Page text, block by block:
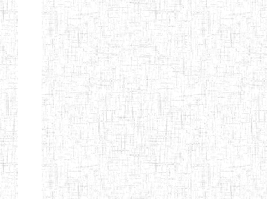
CJARC
ENIEG LA
PENSEE
28/12/2007 ENIEG Privé
ENIEG PRIVEE
AIME-CESAIRE
28/08/2009 ENIEG Privé
ENIEG
SIANTOU
03/06/2014 ENIEG Privé
ENIEG LA
26/05/2014 ENIEG Privé